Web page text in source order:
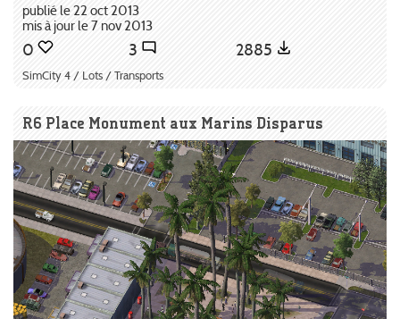
publié le 22 oct 2013
mis à jour le 7 nov 2013
0 3 2885
SimCity 4 / Lots / Transports
R6 Place Monument aux Marins Disparus